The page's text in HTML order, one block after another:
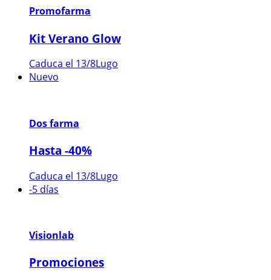
Promofarma
Kit Verano Glow
Caduca el 13/8Lugo
Nuevo
Dos farma
Hasta -40%
Caduca el 13/8Lugo
-5 días
Visionlab
Promociones